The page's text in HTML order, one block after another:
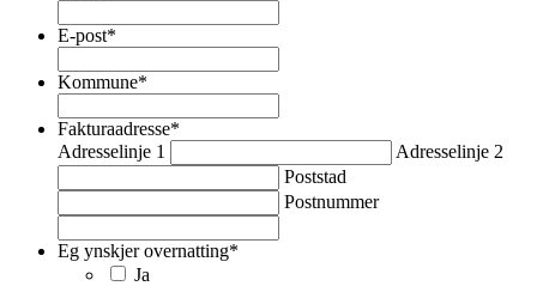
E-post*
Kommune*
Fakturaadresse*
Adresselinje 1
Adresselinje 2
Poststad
Postnummer
Eg ynskjer overnatting*
Ja